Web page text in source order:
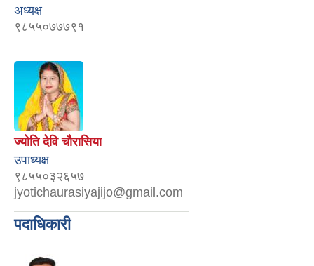
अध्यक्ष
९८५५०७७७९१
ज्योति देवि चौरासिया
उपाध्यक्ष
९८५५०३२६५७
jyotichaurasiyajijo@gmail.com
पदाधिकारी